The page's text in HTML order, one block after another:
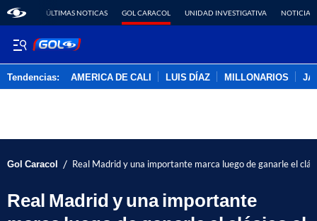
ÚLTIMAS NOTICAS GOL CARACOL UNIDAD INVESTIGATIVA NOTICIAS
Tendencias: AMERICA DE CALI LUIS DÍAZ MILLONARIOS
Gol Caracol / Real Madrid y una importante marca luego de ganarle el
Real Madrid y una importante